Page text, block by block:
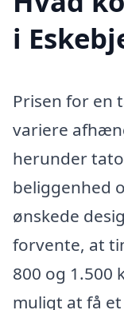
i
Prisen for en
variere
herunder
beliggenhed
ønskede
forvente, at
800 og 1.500
muligt at få